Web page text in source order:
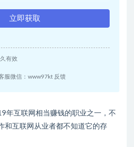
立即获取
有效
服微信：www97kt 反馈
年互联网相当赚钱的职业之一，不
和互联网从业者都不知道它的存